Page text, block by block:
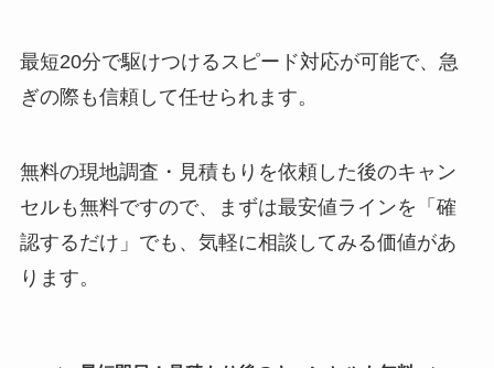
最短20分で駆けつけるスピード対応が可能で、急
ぎの際も信頼して任せられます。
無料の現地調査・見積もりを依頼した後のキャン
セルも無料ですので、まずは最安値ラインを「確
認するだけ」でも、気軽に相談してみる価値があ
ります。